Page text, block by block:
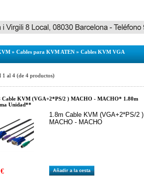
» Cables para KVM ATEN » Cables KVM VGA
1 al 4 (de 4 productos)
Cable KVM (VGA+2*PS/2 ) MACHO - MACHO* 1.80m
Unidad**
1.8m Cable KVM (VGA+2*PS/2 )
MACHO - MACHO
Añadir a la cesta